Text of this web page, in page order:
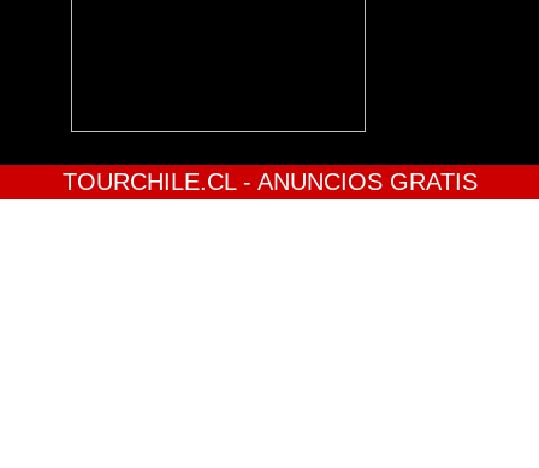
TOURCHILE.CL - ANUNCIOS GRATIS